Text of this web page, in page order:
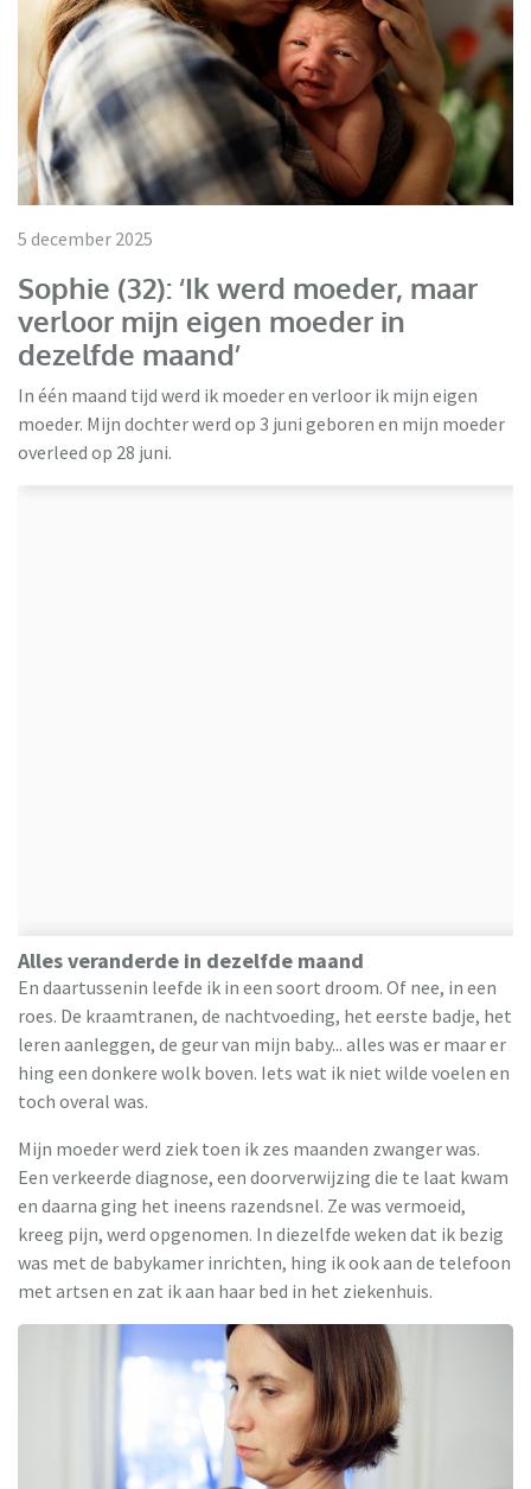
5 december 2025
Sophie (32): ‘Ik werd moeder, maar
verloor mijn eigen moeder in
dezelfde maand’
In één maand tijd werd ik moeder en verloor ik mijn eigen
moeder. Mijn dochter werd op 3 juni geboren en mijn moeder
overleed op 28 juni.
Alles veranderde in dezelfde maand
En daartussenin leefde ik in een soort droom. Of nee, in een
roes. De kraamtranen, de nachtvoeding, het eerste badje, het
leren aanleggen, de geur van mijn baby... alles was er maar er
hing een donkere wolk boven. Iets wat ik niet wilde voelen en
toch overal was.
Mijn moeder werd ziek toen ik zes maanden zwanger was.
Een verkeerde diagnose, een doorverwijzing die te laat kwam
en daarna ging het ineens razendsnel. Ze was vermoeid,
kreeg pijn, werd opgenomen. In diezelfde weken dat ik bezig
was met de babykamer inrichten, hing ik ook aan de telefoon
met artsen en zat ik aan haar bed in het ziekenhuis.